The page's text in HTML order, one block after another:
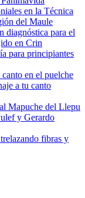
en la Técnica
del Maule
diagnóstica para el
en Crin
para principiantes
en el puelche
a tu canto
Mapuche del Llepu
y Gerardo
fibras y